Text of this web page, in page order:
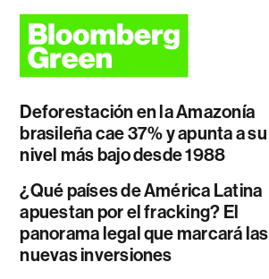
Deforestación en la Amazonía
brasileña cae 37% y apunta a su
nivel más bajo desde 1988
¿Qué países de América Latina
apuestan por el fracking? El
panorama legal que marcará las
nuevas inversiones